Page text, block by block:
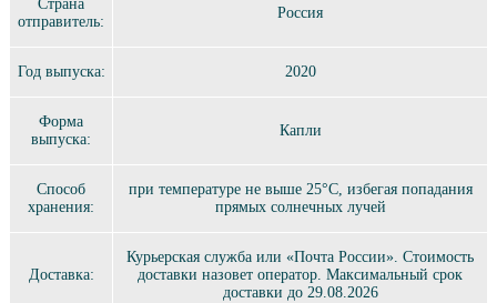
Страна
отправитель:
Россия
Год выпуска: 2020
Форма
выпуска:
Капли
Способ
хранения:
при температуре не выше 25°C, избегая попадания
прямых солнечных лучей
Доставка:
Курьерская служба или «Почта России». Стоимость
доставки назовет оператор. Максимальный срок
доставки до 29.08.2026